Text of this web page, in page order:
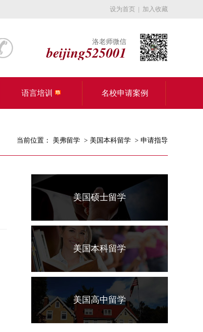
设为首页 | 加入收藏
洛老师微信
beijing525001
语言培训 名校申请案例
当前位置： 美弗留学 > 美国本科留学 > 申请指导
美国硕士留学
美国本科留学
美国高中留学